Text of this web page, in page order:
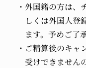
外国籍の方は、
しくは外国人登
ます。予めご了
ご精算後のキャ
受けできません